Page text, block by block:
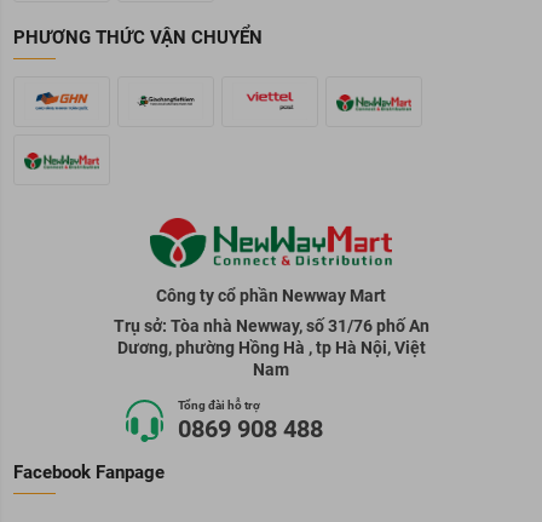
PHƯƠNG THỨC VẬN CHUYỂN
Công ty cổ phần Newway Mart
Trụ sở: Tòa nhà Newway, số 31/76 phố An
Dương, phường Hồng Hà , tp Hà Nội, Việt
Nam
Tổng đài hỗ trợ
0869 908 488
Facebook Fanpage